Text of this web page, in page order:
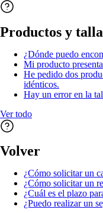
Productos y
¿Dónde puedo
Mi producto
He pedido dos
idénticos.
Hay un error en la
Ver todo
Volver
¿Cómo solicitar un
¿Cómo solicitar un
¿Cuál es el plazo
¿Puedo realizar un